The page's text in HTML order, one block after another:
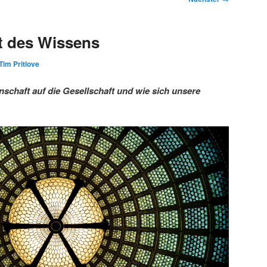
des Wissens
Pritlove
auf die Gesellschaft und wie sich unsere